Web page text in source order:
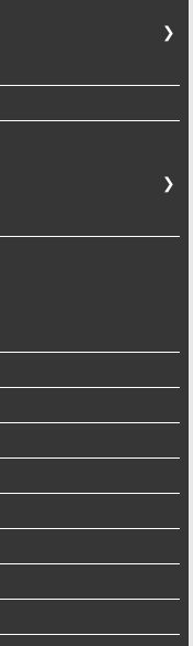
❯
❯